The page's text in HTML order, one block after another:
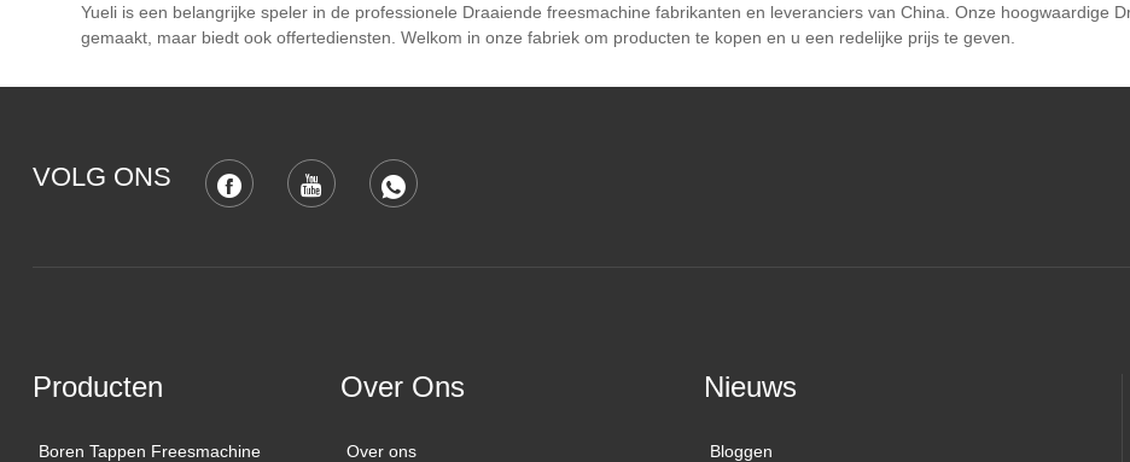
Yueli is een belangrijke speler in de professionele Draaiende freesmachine fabrikanten en leveranciers van China. Onze hoogwaardige
gemaakt, maar biedt ook offertediensten. Welkom in onze fabriek om producten te kopen en u een redelijke prijs te geven.
VOLG ONS
Producten
Boren Tappen Freesmachine
Over Ons
Over ons
Nieuws
Bloggen